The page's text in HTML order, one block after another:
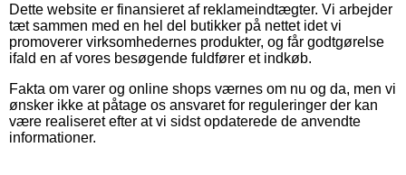
Dette website er finansieret af reklameindtægter. Vi arbejder
tæt sammen med en hel del butikker på nettet idet vi
promoverer virksomhedernes produkter, og får godtgørelse
ifald en af vores besøgende fuldfører et indkøb.
Fakta om varer og online shops værnes om nu og da, men vi
ønsker ikke at påtage os ansvaret for reguleringer der kan
være realiseret efter at vi sidst opdaterede de anvendte
informationer.